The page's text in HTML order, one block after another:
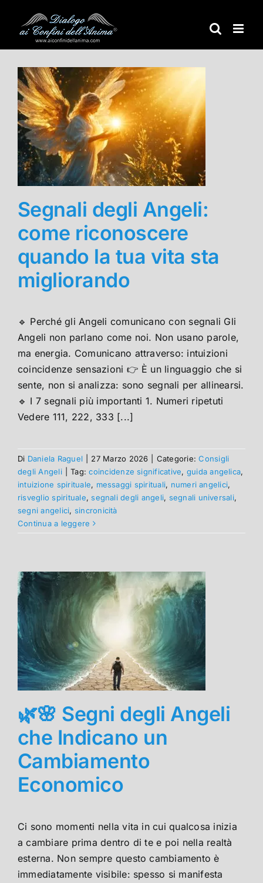
contenuto
Segnali degli Angeli:
come riconoscere
quando la tua vita sta
migliorando
🔹 Perché gli Angeli comunicano con segnali Gli
Angeli non parlano come noi. Non usano parole,
ma energia. Comunicano attraverso: intuizioni
coincidenze sensazioni 👉 È un linguaggio che si
sente, non si analizza: sono segnali per allinearsi.
🔹 I 7 segnali più importanti 1. Numeri ripetuti
Vedere 111, 222, 333 [...]
Di Daniela Raguel 27 Marzo 2026 Categorie:Consigli
degli Angeli
Tag:coincidenze significative, guida angelica,
intuizione spirituale, messaggi spirituali, numeri angelici,
risveglio spirituale,segnali degli angeli, segnali universali,
segni angelici, sincronicità
Continua a leggere
🌿🌸 Segni degli Angeli
che Indicano un
Cambiamento
Economico
Ci sono momenti nella vita in cui qualcosa inizia
a cambiare prima dentro di te e poi nella realtà
esterna. Non sempre questo cambiamento è
immediatamente visibile: spesso si manifesta